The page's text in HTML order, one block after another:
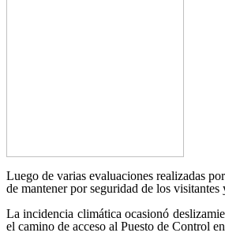
Luego de varias evaluaciones realizadas
de mantener por seguridad de los
La incidencia climática ocasionó
el camino de acceso al Puesto de Control